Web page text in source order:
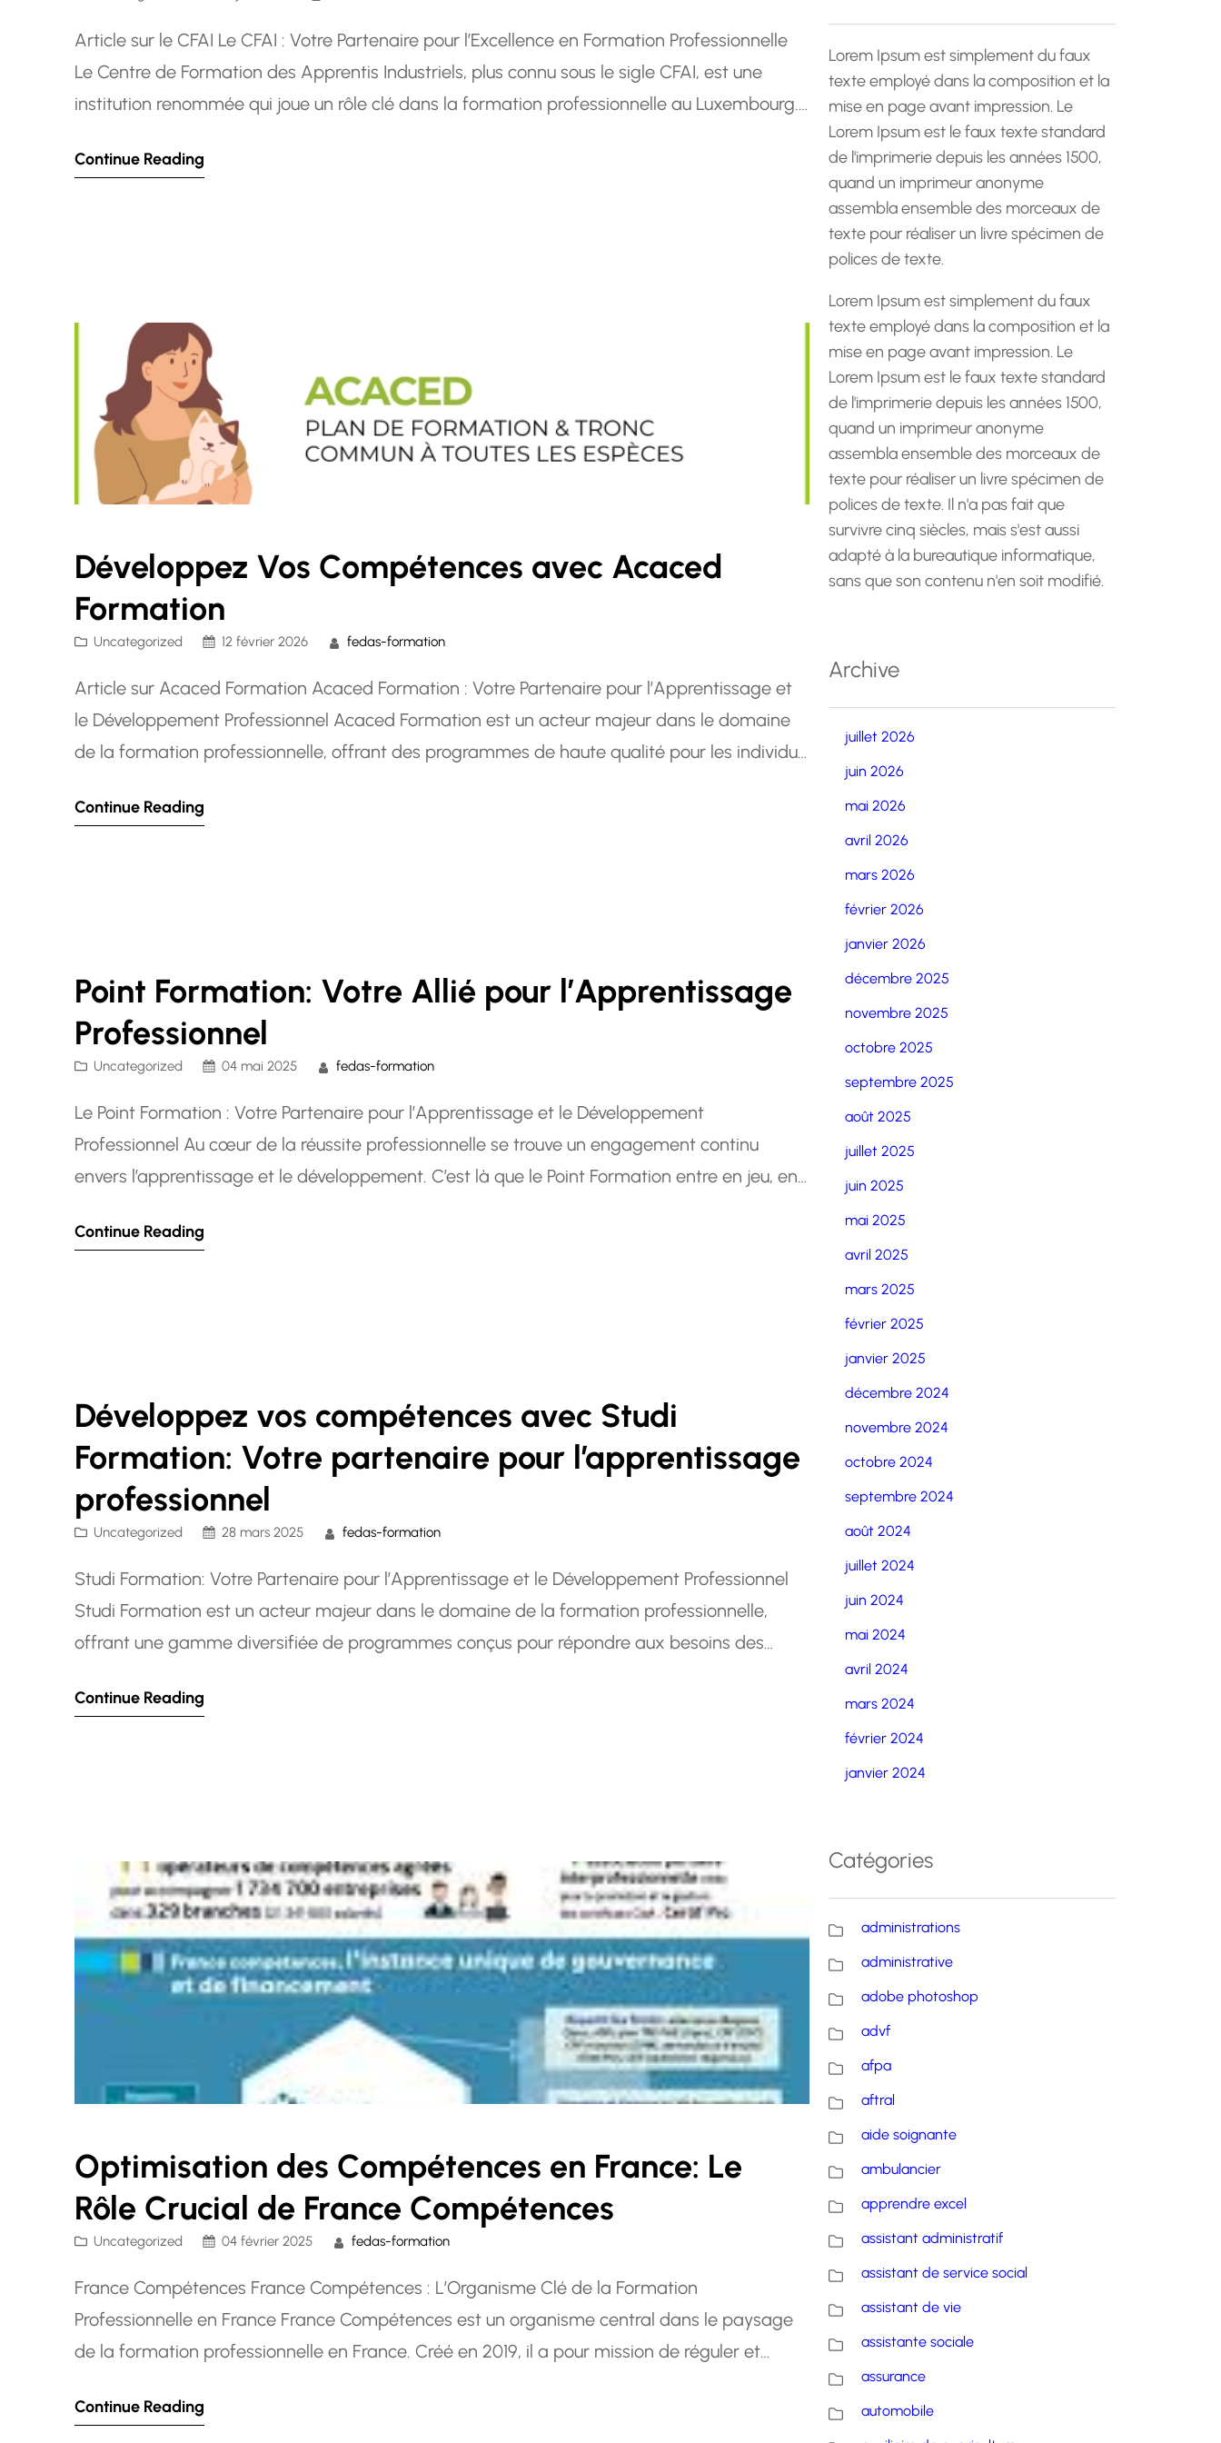
Article sur le CFAI Le CFAI : Votre Partenaire pour l’Excellence en Formation Professionnelle
Le Centre de Formation des Apprentis Industriels, plus connu sous le sigle CFAI, est une
institution renommée qui joue un rôle clé dans la formation professionnelle au Luxembourg.
Continue Reading
Développez Vos Compétences avec Acaced
Formation
Uncategorized 12 février 2026 fedas-formation
Article sur Acaced Formation Acaced Formation : Votre Partenaire pour l’Apprentissage et
le Développement Professionnel Acaced Formation est un acteur majeur dans le domaine
de la formation professionnelle, offrant des programmes de haute qualité pour les individus
équipe de formateurs expérimentés et…
Continue Reading
Point Formation: Votre Allié pour l’Apprentissage
Professionnel
Uncategorized 04 mai 2025 fedas-formation
Le Point Formation : Votre Partenaire pour l’Apprentissage et le Développement
Professionnel Au cœur de la réussite professionnelle se trouve un engagement continu
envers l’apprentissage et le développement. C’est là que le Point Formation entre en jeu, en
professionnelle. Le Point Formation s’engage…
Continue Reading
Développez vos compétences avec Studi
Formation: Votre partenaire pour l’apprentissage
professionnel
Uncategorized 28 mars 2025 fedas-formation
Studi Formation: Votre Partenaire pour l’Apprentissage et le Développement Professionnel
Studi Formation est un acteur majeur dans le domaine de la formation professionnelle,
offrant une gamme diversifiée de programmes conçus pour répondre aux besoins des
fermement que l’apprentissage est un processus continu et…
Continue Reading
Optimisation des Compétences en France: Le
Rôle Crucial de France Compétences
Uncategorized 04 février 2025 fedas-formation
France Compétences France Compétences : L’Organisme Clé de la Formation
Professionnelle en France France Compétences est un organisme central dans le paysage
de la formation professionnelle en France. Créé en 2019, il a pour mission de réguler et
crucial en définissant les orientations…
Continue Reading
h
e
Lorem Ipsum est simplement du faux
texte employé dans la composition et la
mise en page avant impression. Le
Lorem Ipsum est le faux texte standard
de l'imprimerie depuis les années 1500,
quand un imprimeur anonyme
assembla ensemble des morceaux de
texte pour réaliser un livre spécimen de
polices de texte.
Lorem Ipsum est simplement du faux
texte employé dans la composition et la
mise en page avant impression. Le
Lorem Ipsum est le faux texte standard
de l'imprimerie depuis les années 1500,
quand un imprimeur anonyme
assembla ensemble des morceaux de
texte pour réaliser un livre spécimen de
polices de texte. Il n'a pas fait que
survivre cinq siècles, mais s'est aussi
adapté à la bureautique informatique,
sans que son contenu n'en soit modifié.
Archive
juillet 2026
juin 2026
mai 2026
avril 2026
mars 2026
février 2026
janvier 2026
décembre 2025
novembre 2025
octobre 2025
septembre 2025
août 2025
juillet 2025
juin 2025
mai 2025
avril 2025
mars 2025
février 2025
janvier 2025
décembre 2024
novembre 2024
octobre 2024
septembre 2024
août 2024
juillet 2024
juin 2024
mai 2024
avril 2024
mars 2024
février 2024
janvier 2024
Catégories
administrations
administrative
adobe photoshop
advf
afpa
aftral
aide soignante
ambulancier
apprendre excel
assistant administratif
assistant de service social
assistant de vie
assistante sociale
assurance
automobile